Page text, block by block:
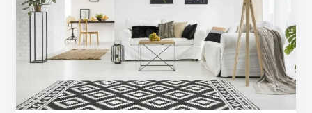
A
par
experts